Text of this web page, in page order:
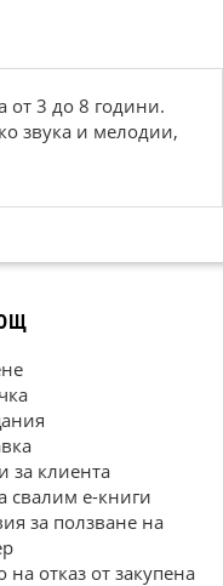
от 3 до 8 години.
звука и мелодии,
за клиента
свалим е-книги
за ползване на
на отказ от закупена